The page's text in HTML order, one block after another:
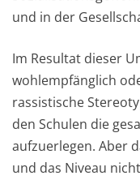
und in der
Im Resultat dieser
wohlempfänglich
rassistische
den Schulen die
aufzuerlegen. Aber
und das Niveau